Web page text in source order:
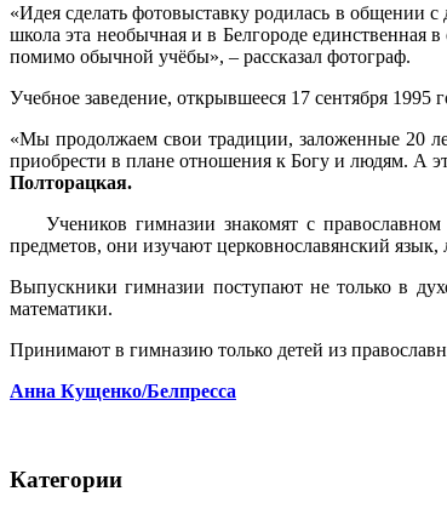
«Идея сделать фотовыставку родилась в общении
школа эта необычная и в Белгороде единственная
помимо обычной учёбы», – рассказал фотограф.
Учебное заведение, открывшееся 17 сентября 1995
«Мы продолжаем свои традиции, заложенные 20
приобрести в плане отношения к Богу и людям. А
Полторацкая.
Учеников гимназии знакомят с
предметов, они изучают церковнославянский язык,
Выпускники гимназии поступают не только в
математики.
Принимают в гимназию только детей из
Анна Кущенко/Белпресса
Категории